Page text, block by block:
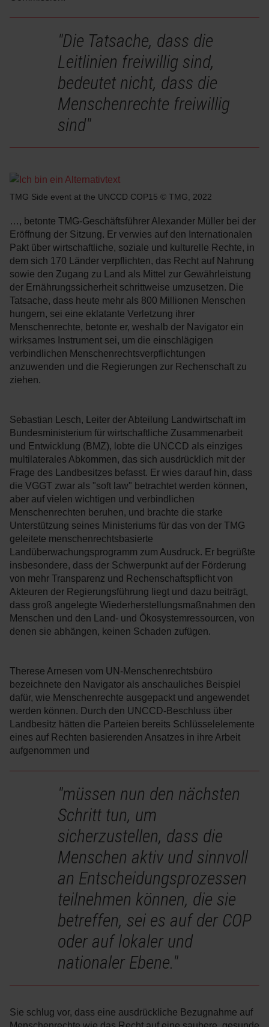
"Die Tatsache, dass die
Leitlinien freiwillig sind,
bedeutet nicht, dass die
Menschenrechte freiwillig
sind"
TMG Side event at the UNCCD COP15 © TMG, 2022
…, betonte TMG-Geschäftsführer Alexander Müller bei der
Eröffnung der Sitzung. Er verwies auf den Internationalen
Pakt über wirtschaftliche, soziale und kulturelle Rechte, in
dem sich 170 Länder verpflichten, das Recht auf Nahrung
sowie den Zugang zu Land als Mittel zur Gewährleistung
der Ernährungssicherheit schrittweise umzusetzen. Die
Tatsache, dass heute mehr als 800 Millionen Menschen
hungern, sei eine eklatante Verletzung ihrer
Menschenrechte, betonte er, weshalb der Navigator ein
wirksames Instrument sei, um die einschlägigen
verbindlichen Menschenrechtsverpflichtungen
anzuwenden und die Regierungen zur Rechenschaft zu
ziehen.
Sebastian Lesch, Leiter der Abteilung Landwirtschaft im
Bundesministerium für wirtschaftliche Zusammenarbeit
und Entwicklung (BMZ), lobte die UNCCD als einziges
multilaterales Abkommen, das sich ausdrücklich mit der
Frage des Landbesitzes befasst. Er wies darauf hin, dass
die VGGT zwar als "soft law" betrachtet werden können,
aber auf vielen wichtigen und verbindlichen
Menschenrechten beruhen, und brachte die starke
Unterstützung seines Ministeriums für das von der TMG
geleitete menschenrechtsbasierte
Landüberwachungsprogramm zum Ausdruck. Er begrüßte
insbesondere, dass der Schwerpunkt auf der Förderung
von mehr Transparenz und Rechenschaftspflicht von
Akteuren der Regierungsführung liegt und dazu beiträgt,
dass groß angelegte Wiederherstellungsmaßnahmen den
Menschen und den Land- und Ökosystemressourcen, von
denen sie abhängen, keinen Schaden zufügen.
Therese Arnesen vom UN-Menschenrechtsbüro
bezeichnete den Navigator als anschauliches Beispiel
dafür, wie Menschenrechte ausgepackt und angewendet
werden können. Durch den UNCCD-Beschluss über
Landbesitz hätten die Parteien bereits Schlüsselelemente
eines auf Rechten basierenden Ansatzes in ihre Arbeit
aufgenommen und
"müssen nun den nächsten
Schritt tun, um
sicherzustellen, dass die
Menschen aktiv und sinnvoll
an Entscheidungsprozessen
teilnehmen können, die sie
betreffen, sei es auf der COP
oder auf lokaler und
nationaler Ebene."
Sie schlug vor, dass eine ausdrückliche Bezugnahme auf